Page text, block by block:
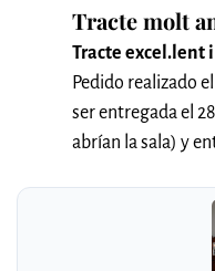
Tracte molt
Tracte excel.lent
Pedido realizado
ser entregada el
abrían la sala) y